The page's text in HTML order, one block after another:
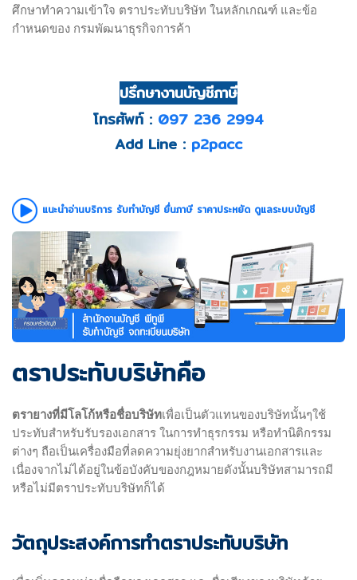
ศึกษาทำความเข้าใจ ตราประทับบริษัท ในหลักเกณฑ์ และข้อ
กำหนดของ กรมพัฒนาธุรกิจการค้า
ปรึกษางานบัญชีภาษี
โทรศัพท์ : 097 236 2994
Add Line : p2pacc
แนะนำอ่านบริการ รับทำบัญชี ยื่นภาษี ราคาประหยัด ดูแลระบบบัญชี
ตราประทับบริษัทคือ
ตรายางที่มีโลโก้หรือชื่อบริษัทเพื่อเป็นตัวแทนของบริษัทนั้นๆใช้
ประทับสำหรับรับรองเอกสาร ในการทำธุรกรรม หรือทำนิติกรรม
ต่างๆ ถือเป็นเครื่องมือที่ลดความยุ่งยากสำหรับงานเอกสารและ
เนื่องจากไม่ได้อยู่ในข้อบังคับของกฎหมายดังนั้นบริษัทสามารถมี
หรือไม่มีตราประทับบริษัทก็ได้
วัตถุประสงค์การทำตราประทับบริษัท